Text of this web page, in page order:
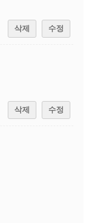
삭제 수정
삭제 수정